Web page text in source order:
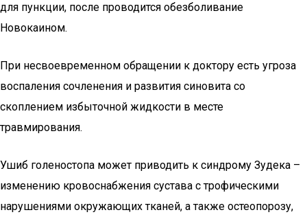
для пункции, после проводится обезболивание
Новокаином.
При несвоевременном обращении к доктору есть угроза
воспаления сочленения и развития синовита со
скоплением избыточной жидкости в месте
травмирования.
Ушиб голеностопа может приводить к синдрому Зудека –
изменению кровоснабжения сустава с трофическими
нарушениями окружающих тканей, а также остеопорозу,